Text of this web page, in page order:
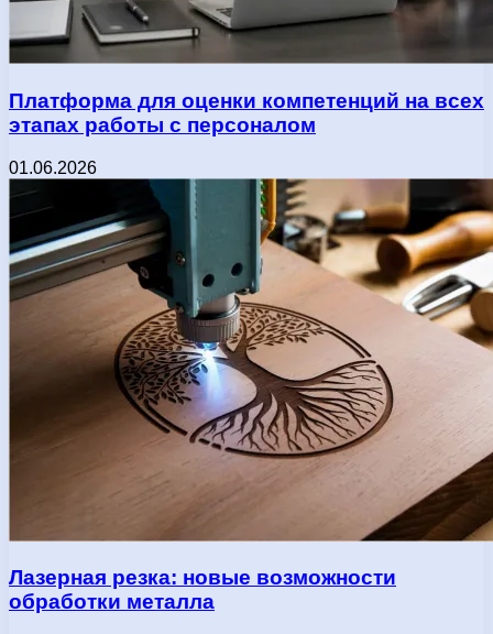
Платформа для оценки компетенций на всех
этапах работы с персоналом
01.06.2026
Лазерная резка: новые возможности
обработки металла